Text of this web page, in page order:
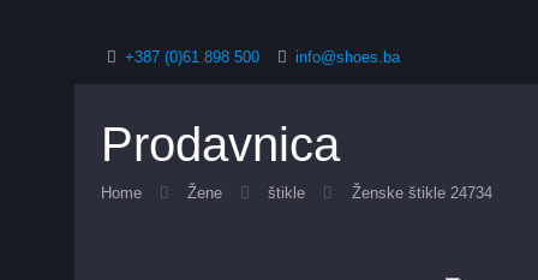
+387 (0)61 898 500 info@shoes.ba
Prodavnica
Home Žene štikle Ženske štikle 24734